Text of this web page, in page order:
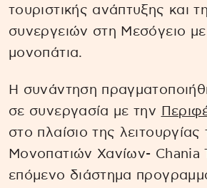
τουριστικής ανάπτυξης και
συνεργειών στη Μεσόγειο με
μονοπάτια.
Η συνάντηση
σε συνεργασία με την
στο πλαίσιο της λειτουργίας
Μονοπατιών Χανίων- Chania
επόμενο διάστημα